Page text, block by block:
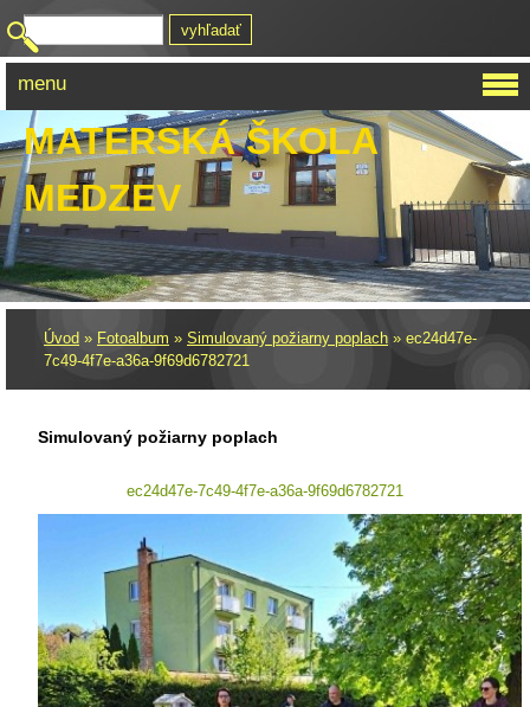
MATERSKÁ ŠKOLA
MEDZEV
Úvod » Fotoalbum » Simulovaný požiarny poplach » ec24d47e-
7c49-4f7e-a36a-9f69d6782721
Simulovaný požiarny poplach
ec24d47e-7c49-4f7e-a36a-9f69d6782721
menu